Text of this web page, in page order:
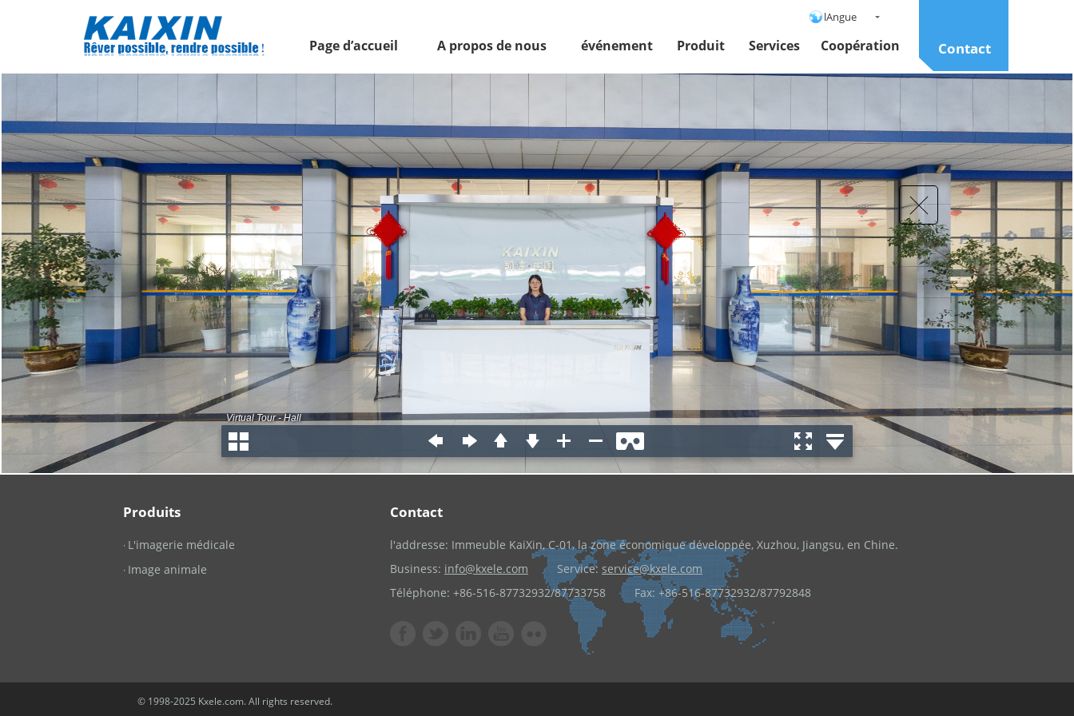
lAngue
Page d’accueil A propos de nous événement Produit Services Coopération Contact
Produits
· L'imagerie médicale
· Image animale
Contact
l'addresse: Immeuble KaiXin, C-01, la zone économique développée, Xuzhou, Jiangsu, en Chine.
Business: info@kxele.com Service: service@kxele.com
Téléphone: +86-516-87732932/87733758 Fax: +86-516-87732932/87792848
© 1998-2025 Kxele.com. All rights reserved.